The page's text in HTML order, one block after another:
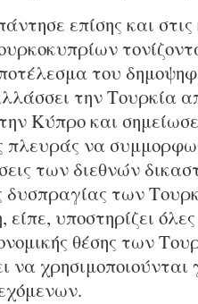
επίσης και στις
του
την Τουρκία
Κύπρο και
πλευράς να
των διεθνών
δυσπραγίας των
υποστηρίζει
θέσης των
να